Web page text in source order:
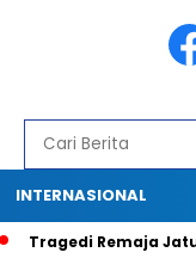
INTERNASIONAL
Remaja Jatuh